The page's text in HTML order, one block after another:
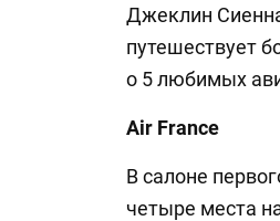
Джеклин
путешествует
о 5 любимых
Air France
В салоне
четыре места